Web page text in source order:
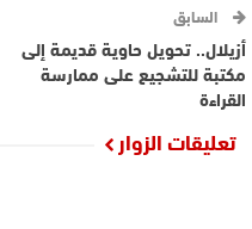
السابق
أزيلال.. تحويل حاوية قديمة إلى
مكتبة للتشجيع على ممارسة
القراءة
تعليقات الزوار